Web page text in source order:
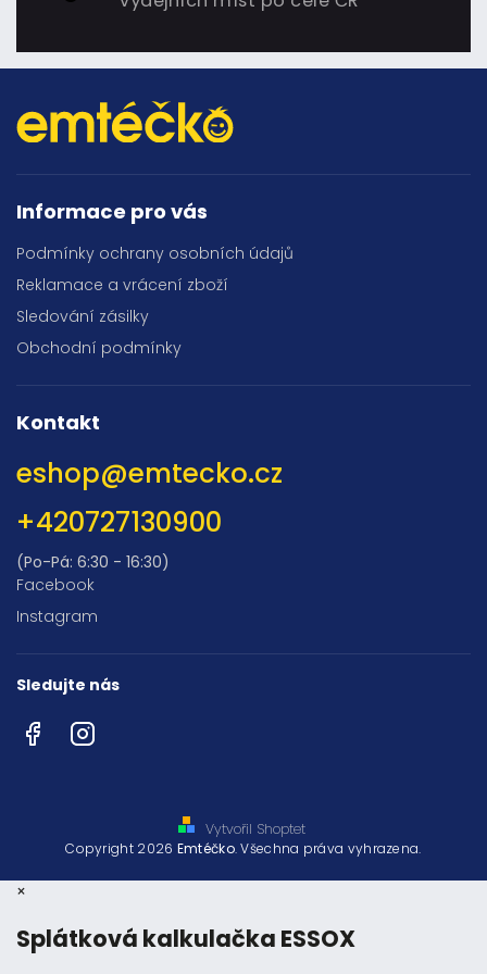
Informace pro vás
Podmínky ochrany osobních údajů
Reklamace a vrácení zboží
Sledování zásilky
Obchodní podmínky
Kontakt
eshop@emtecko.cz
+420727130900
(Po-Pá: 6:30 - 16:30)
Facebook
Instagram
Sledujte nás
FacebookInstagram
Vytvořil Shoptet
Copyright 2026 Emtéčko. Všechna práva vyhrazena.
×
Splátková kalkulačka ESSOX